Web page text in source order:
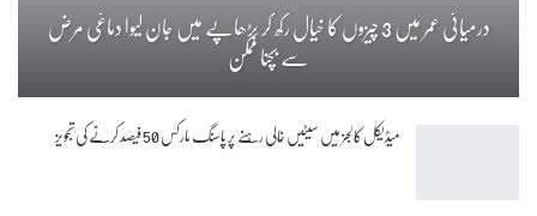
درمیانی عمر میں 3 چیزوں کا خیال رکھ کر بڑھاپے میں جان لیوا دماغی مرض
سے بچنا ممکن
میڈیکل کالجز میں سیٹیں خالی رہنے پر پاسنگ مارکس 50 فیصد کرنے کی تجویز